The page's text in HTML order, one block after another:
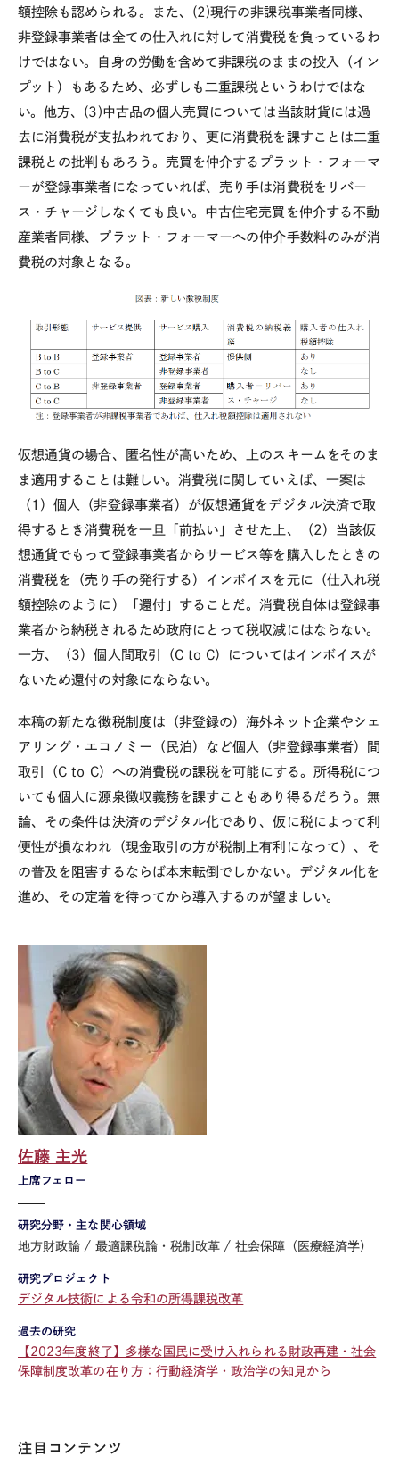
額控除も認められる。また、(2)現行の非課税事業者同様、
非登録事業者は全ての仕入れに対して消費税を負っているわ
けではない。自身の労働を含めて非課税のままの投入（イン
プット）もあるため、必ずしも二重課税というわけではな
い。他方、(3)中古品の個人売買については当該財貨には過
去に消費税が支払われており、更に消費税を課すことは二重
課税との批判もあろう。売買を仲介するプラット・フォーマ
ーが登録事業者になっていれば、売り手は消費税をリバー
ス・チャージしなくても良い。中古住宅売買を仲介する不動
産業者同様、プラット・フォーマーへの仲介手数料のみが消
費税の対象となる。
仮想通貨の場合、匿名性が高いため、上のスキームをそのま
ま適用することは難しい。消費税に関していえば、一案は
（1）個人（非登録事業者）が仮想通貨をデジタル決済で取
得するとき消費税を一旦「前払い」させた上、（2）当該仮
想通貨でもって登録事業者からサービス等を購入したときの
消費税を（売り手の発行する）インボイスを元に（仕入れ税
額控除のように）「還付」することだ。消費税自体は登録事
業者から納税されるため政府にとって税収減にはならない。
一方、（3）個人間取引（C to C）についてはインボイスが
ないため還付の対象にならない。
本稿の新たな徴税制度は（非登録の）海外ネット企業やシェ
アリング・エコノミー（民泊）など個人（非登録事業者）間
取引（C to C）への消費税の課税を可能にする。所得税につ
いても個人に源泉徴収義務を課すこともあり得るだろう。無
論、その条件は決済のデジタル化であり、仮に税によって利
便性が損なわれ（現金取引の方が税制上有利になって）、そ
の普及を阻害するならば本末転倒でしかない。デジタル化を
進め、その定着を待ってから導入するのが望ましい。
上席フェロー
佐藤 主光
研究分野・主な関心領域
地方財政論 最適課税論・税制改革 社会保障（医療経済学）
研究プロジェクト
デジタル技術による令和の所得課税改革
過去の研究
【2023年度終了】多様な国民に受け入れられる財政再建・社会
保障制度改革の在り方：行動経済学・政治学の知見から
注目コンテンツ